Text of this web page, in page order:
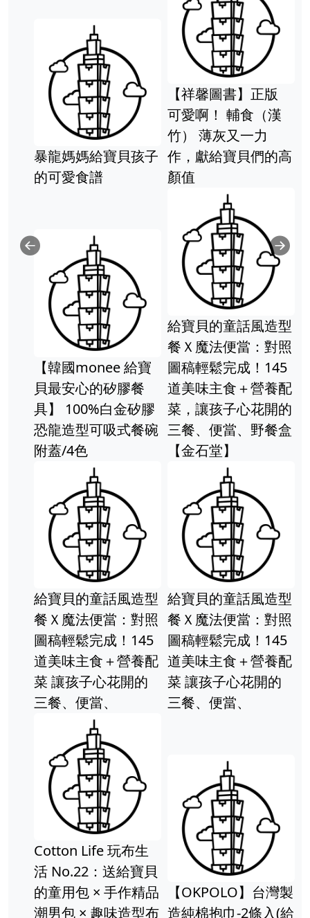
暴龍媽媽給寶貝孩子
的可愛食譜
【祥馨圖書】正版
可愛啊！ 輔食（漢
竹） 薄灰又一力
作，獻給寶貝們的高
顏值
【韓國monee 給寶
貝最安心的矽膠餐
具】 100%白金矽膠
恐龍造型可吸式餐碗
附蓋/4色
給寶貝的童話風造型
餐Ｘ魔法便當：對照
圖稿輕鬆完成！145
道美味主食＋營養配
菜，讓孩子心花開的
三餐、便當、野餐盒
【金石堂】
給寶貝的童話風造型
餐Ｘ魔法便當：對照
圖稿輕鬆完成！145
道美味主食＋營養配
菜 讓孩子心花開的
三餐、便當、
給寶貝的童話風造型
餐Ｘ魔法便當：對照
圖稿輕鬆完成！145
道美味主食＋營養配
菜 讓孩子心花開的
三餐、便當、
Cotton Life 玩布生
活 No.22：送給寶貝
的童用包 × 手作精品
潮男包 × 趣味造型布
【OKPOLO】台灣製
造純棉抱巾-2條入(給
Previous